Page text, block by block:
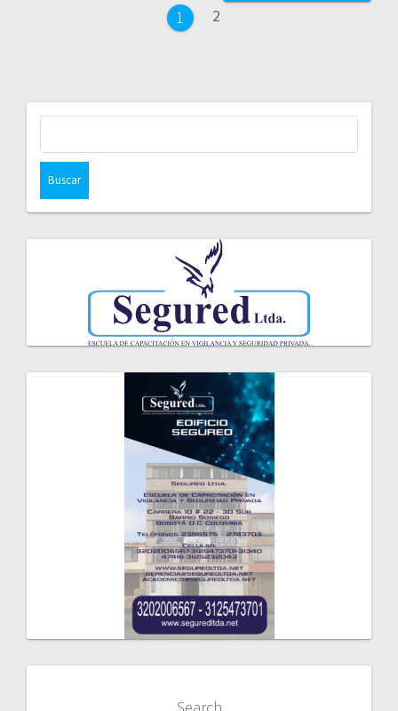
Página
1 Página
2
Search